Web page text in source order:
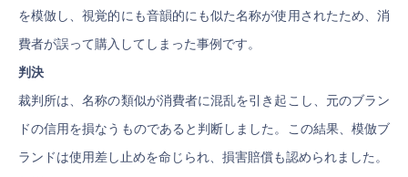
を模倣し、視覚的にも音韻的にも似た名称が使用されたため、消
費者が誤って購入してしまった事例です。
判決
裁判所は、名称の類似が消費者に混乱を引き起こし、元のブラン
ドの信用を損なうものであると判断しました。この結果、模倣ブ
ランドは使用差し止めを命じられ、損害賠償も認められました。